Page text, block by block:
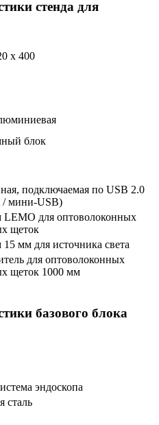
стенда для
x 400
блок
подключаемая по USB 2.0
/ мини-USB)
LEMO для оптоволоконных
щеток
15 мм для источника света
для оптоволоконных
щеток 1000 мм
базового блока
эндоскопа
сталь